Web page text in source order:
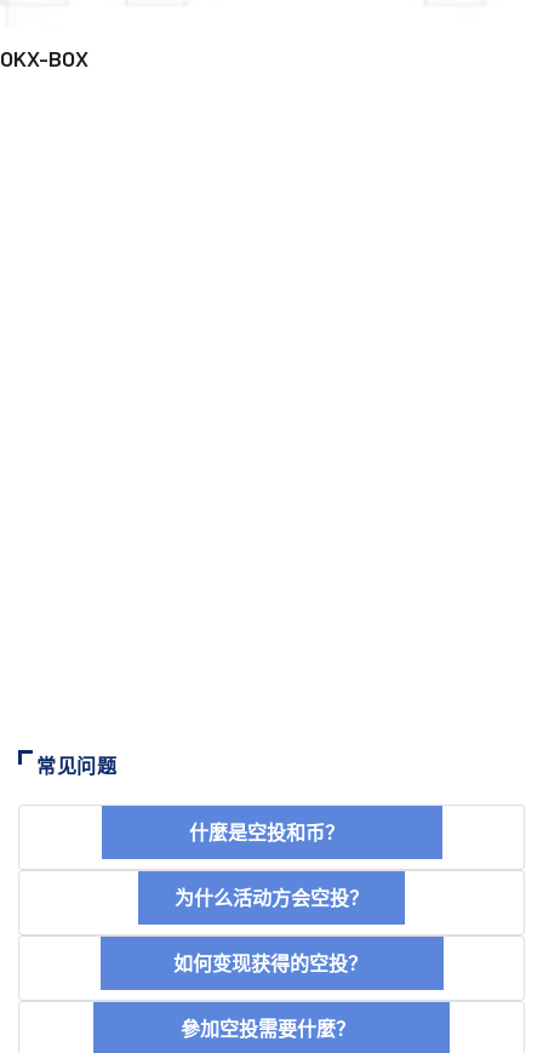
OKX-BOX
常见问题
什麼是空投和币？
为什么活动方会空投？
如何变现获得的空投？
參加空投需要什麼？